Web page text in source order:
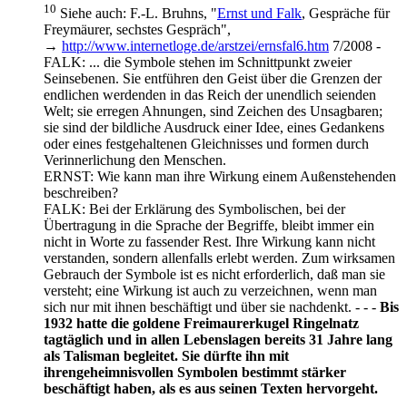
10 Siehe auch: F.-L. Bruhns, "Ernst und Falk, Gespräche für
Freymäurer, sechstes Gespräch",
→ http://www.internetloge.de/arstzei/ernsfal6.htm 7/2008 -
FALK: ... die Symbole stehen im Schnittpunkt zweier
Seinsebenen. Sie entführen den Geist über die Grenzen der
endlichen werdenden in das Reich der unendlich seienden
Welt; sie erregen Ahnungen, sind Zeichen des Unsagbaren;
sie sind der bildliche Ausdruck einer Idee, eines Gedankens
oder eines festgehaltenen Gleichnisses und formen durch
Verinnerlichung den Menschen.
ERNST: Wie kann man ihre Wirkung einem Außenstehenden
beschreiben?
FALK: Bei der Erklärung des Symbolischen, bei der
Übertragung in die Sprache der Begriffe, bleibt immer ein
nicht in Worte zu fassender Rest. Ihre Wirkung kann nicht
verstanden, sondern allenfalls erlebt werden. Zum wirksamen
Gebrauch der Symbole ist es nicht erforderlich, daß man sie
versteht; eine Wirkung ist auch zu verzeichnen, wenn man
sich nur mit ihnen beschäftigt und über sie nachdenkt. - - - Bis
1932 hatte die goldene Freimaurerkugel Ringelnatz
tagtäglich und in allen Lebenslagen bereits 31 Jahre lang
als Talisman begleitet. Sie dürfte ihn mit
ihrengeheimnisvollen Symbolen bestimmt stärker
beschäftigt haben, als es aus seinen Texten hervorgeht.